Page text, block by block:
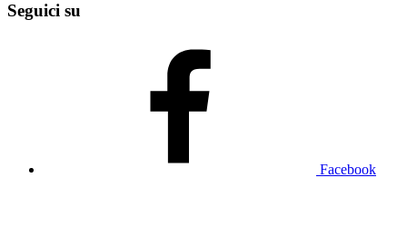
Seguici su
Facebook